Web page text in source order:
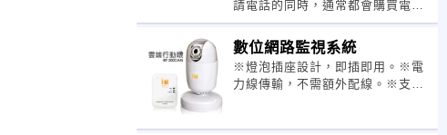
復可以讓你在不
來備份文件將其
在無失敗風險下完
請電話的同時，通常都會購買電話
總機，但是很多微型企業創業初
期，光是申請市話一條線就要
2~3,000元的市話裝置費，光申請
個3,4條線就要將10,000元左右，
數位網路監視系統
※燈泡插座設計，即插即用。※電
力線傳輸，不需額外配線。※支援